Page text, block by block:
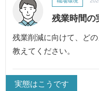
残業時間の
残業削減に向けて、ど
教えてください。
実態はこうです